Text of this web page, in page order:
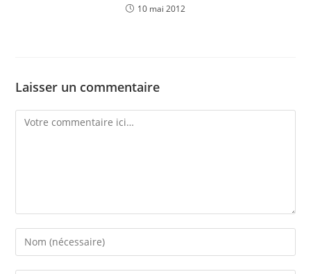
10 mai 2012
Laisser un commentaire